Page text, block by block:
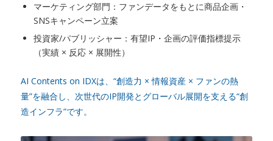
マーケティング部門：ファンデータをもとに商品企画・
SNSキャンペーン立案
投資家/パブリッシャー：有望IP・企画の評価指標提示
（実績 × 反応 × 展開性）
AI Contents on IDXは、“創造力 × 情報資産 × ファンの熱
量”を融合し、次世代のIP開発とグローバル展開を支える“創
造インフラ”です。